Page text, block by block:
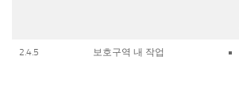
2.4.5 보호구역 내 작업